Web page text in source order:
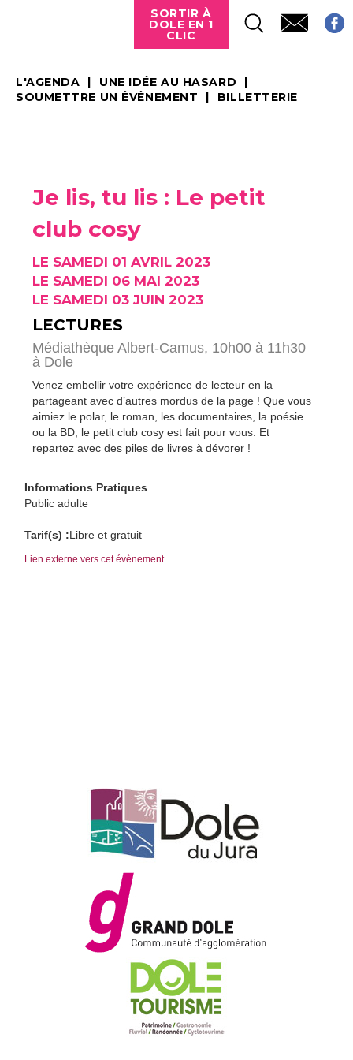
SORTIR À
DOLE EN 1
CLIC
L'AGENDA
UNE IDÉE AU HASARD
SOUMETTRE UN ÉVÉNEMENT
BILLETTERIE
Je lis, tu lis : Le petit
club cosy
LE SAMEDI 01 AVRIL 2023
LE SAMEDI 06 MAI 2023
LE SAMEDI 03 JUIN 2023
LECTURES
Médiathèque Albert-Camus, 10h00 à 11h30
à Dole
Venez embellir votre expérience de lecteur en la
partageant avec d’autres mordus de la page ! Que vous
aimiez le polar, le roman, les documentaires, la poésie
ou la BD, le petit club cosy est fait pour vous. Et
repartez avec des piles de livres à dévorer !
Informations Pratiques
Public adulte
Tarif(s) :Libre et gratuit
Lien externe vers cet évènement.